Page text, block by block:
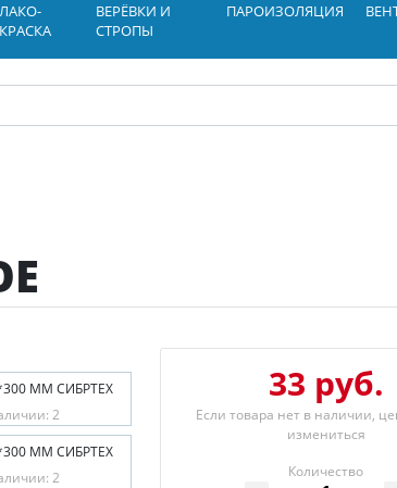
ЛАКО-
КРАСКА
ВЕРЁВКИ И
СТРОПЫ
ПАРОИЗОЛЯЦИЯ
ММ СИБРТЕХ
2
ММ СИБРТЕХ
2
33 руб.
Если товара нет в наличии,
измениться
Количество